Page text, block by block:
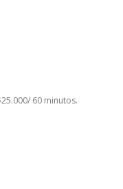
60 minutos.